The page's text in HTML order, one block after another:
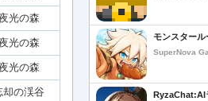
光の森
光の森
光の森
却の渓谷
モンスター
SuperNova
RyzaChat:AI